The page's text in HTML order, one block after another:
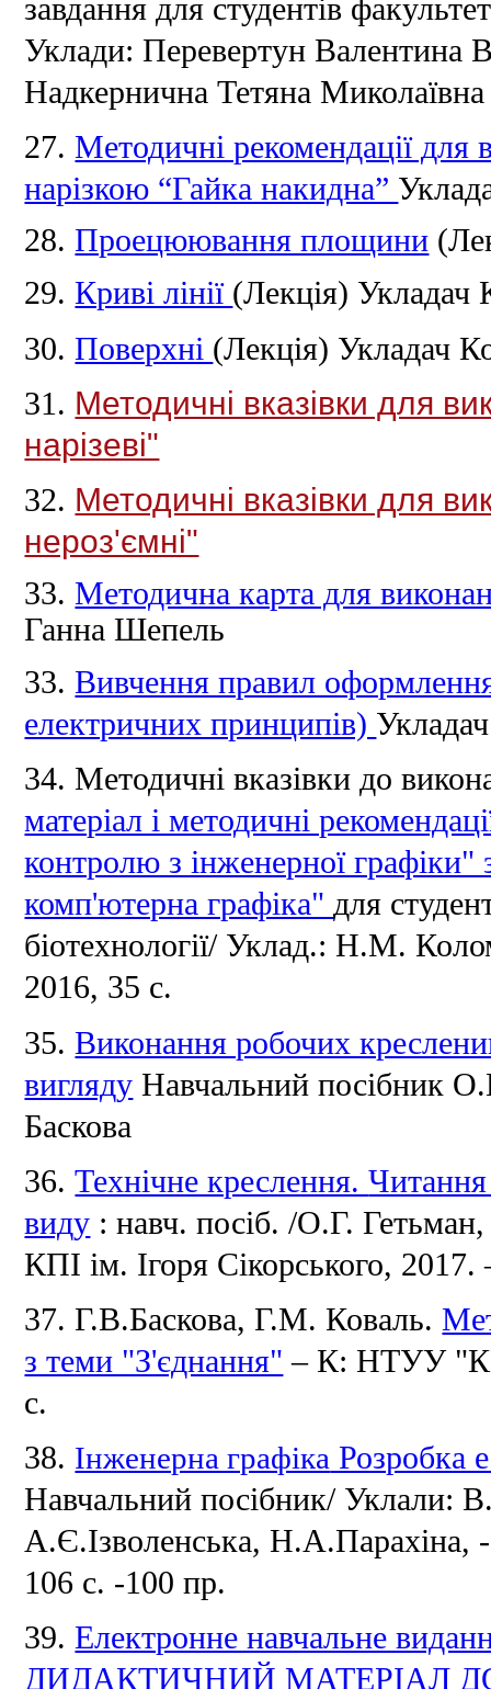
завдання для студентів
Уклади: Перевертун Валентина
Надкернична Тетяна Миколаївна
27.Методичні рекомендації для
нарізкою “Гайка накидна”
28.Проецюювання площини
29.Криві лінії (Лекція) Укладач
30.Поверхні (Лекція) Укладач
31. Методичні вказівки для
нарізеві"
32. Методичні вказівки для
нероз'ємні"
33.Методична карта для
Ганна Шепель
33.Вивчення правил
електричних принципів)
34.Методичні вказівки до
матеріал і методичні
контролю з інженерної
комп'ютерна графіка" для
біотехнології/ Уклад.: Н.М.
2016, 35 с.
35.Виконання робочих
вигляду Навчальний посібник
Баскова
36.Технічне креслення.Читання
виду : навч.посіб./О.Г.
КПІ ім. Ігоря Сікорського, 2017.
37. Г.В.Баскова, Г.М.Коваль.
з теми "З'єднання" – К: НТУУ
с.
38. Інженерна графіка Розробка
Навчальний посібник/ Уклали:
А.Є.Ізволенська,
106 с. -100 пр.
39.Електронне навчальне
ДИДАКТИЧНИЙ МАТЕРІАЛ